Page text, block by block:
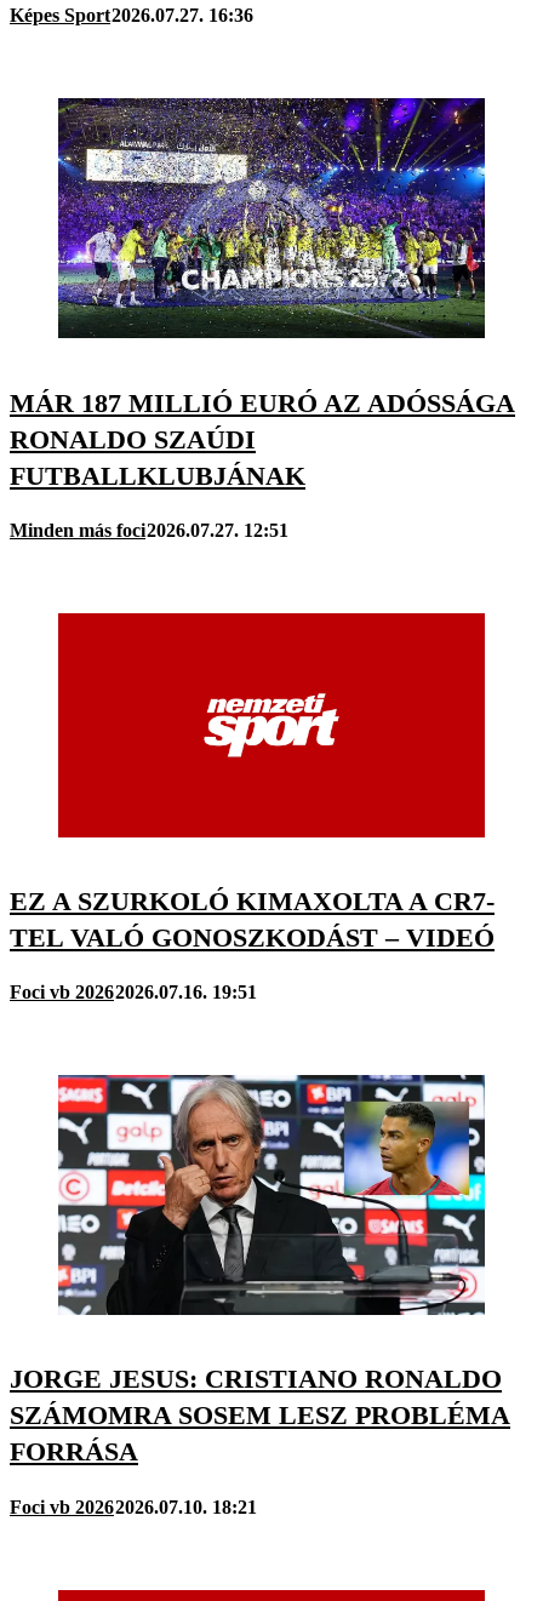
Képes Sport2026.07.27. 16:36
MÁR 187 MILLIÓ EURÓ AZ ADÓSSÁGA
RONALDO SZAÚDI
FUTBALLKLUBJÁNAK
Minden más foci2026.07.27. 12:51
EZ A SZURKOLÓ KIMAXOLTA A CR7-
TEL VALÓ GONOSZKODÁST – VIDEÓ
Foci vb 20262026.07.16. 19:51
JORGE JESUS: CRISTIANO RONALDO
SZÁMOMRA SOSEM LESZ PROBLÉMA
FORRÁSA
Foci vb 20262026.07.10. 18:21